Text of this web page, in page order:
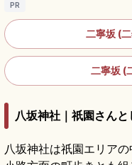
PR
二寧坂 (
二寧坂 (
八坂神社｜祇園さん
八坂神社は祇園エリア